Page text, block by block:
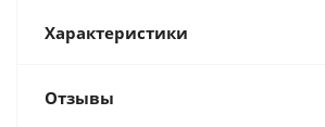
Характеристики
Отзывы